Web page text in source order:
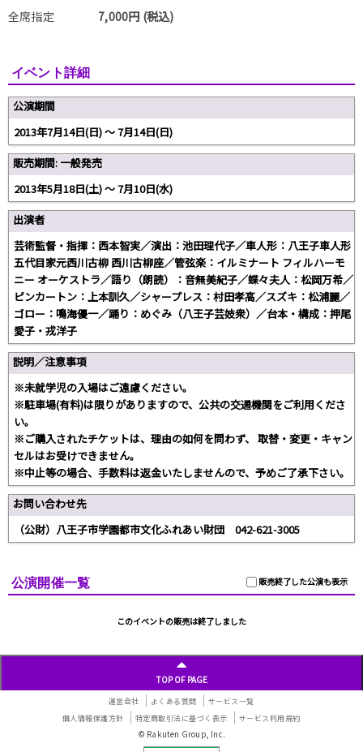
全席指定 7,000円 (税込)
イベント詳細
公演期間
2013年7月14日(日) 〜 7月14日(日)
販売期間: 一般発売
2013年5月18日(土) 〜 7月10日(水)
出演者
芸術監督・指揮：西本智実／演出：池田理代子／車人形：八王子車人形
五代目家元西川古柳 西川古柳座／管弦楽：イルミナート フィルハーモ
ニー オーケストラ／語り（朗読）：音無美紀子／蝶々夫人：松岡万希／
ピンカートン：上本訓久／シャープレス：村田孝高／スズキ：松浦麗／
ゴロー：鳴海優一／踊り：めぐみ（八王子芸妓衆）／台本・構成：押尾
愛子・戎洋子
説明／注意事項
※未就学児の入場はご遠慮ください。
※駐車場(有料)は限りがありますので、公共の交通機関をご利用くださ
い。
※ご購入されたチケットは、理由の如何を問わず、 取替・変更・キャン
セルはお受けできません。
※中止等の場合、手数料は返金いたしませんので、予めご了承下さい。
お問い合わせ先
（公財）八王子市学園都市文化ふれあい財団 042-621-3005
販売終了した公演も表示
公演開催一覧
このイベントの販売は終了しました
TOP OF PAGE
運営会社 よくある質問
サービス一覧
個人情報保護方針
特定商取引法に基づく表示 サービス利用規約
© Rakuten Group, Inc.